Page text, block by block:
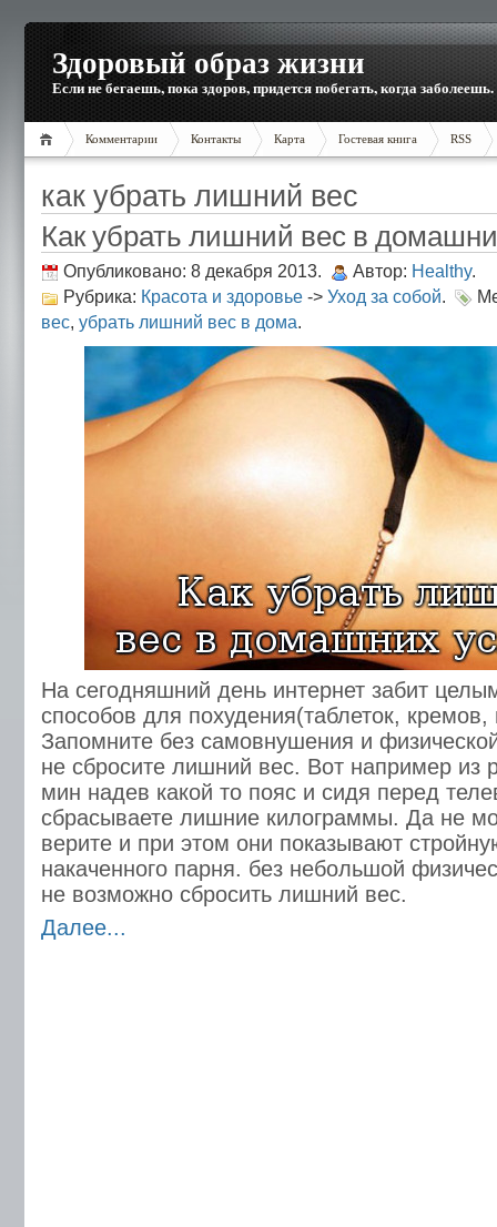
Здоровый образ жизни
Если не бегаешь, пока здоров, придется побегать, когда заболеешь.
Комментарии Контакты Карта Гостевая книга RSS
как убрать лишний вес
Как убрать лишний вес в
Опубликовано: 8 декабря 2013. Автор: Healthy.
Рубрика: Красота и здоровье -> Уход за собой.
вес, убрать лишний вес в дома.
На сегодняшний день интернет забит
способов для похудения(таблеток, кремов,
Запомните без самовнушения и
не сбросите лишний вес. Вот например из
мин надев какой то пояс и сидя перед
сбрасываете лишние килограммы. Да не
верите и при этом они показывают
накаченного парня. без небольшой
не возможно сбросить лишний вес.
Далее...